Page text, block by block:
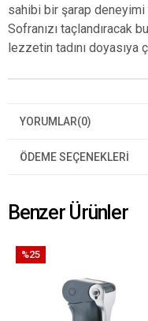
sahibi bir şarap
Sofranızı taçlandıracak
lezzetin tadını doyasıya
YORUMLAR(0)
ÖDEME SEÇENEKLERI
Benzer Ürünler
%25